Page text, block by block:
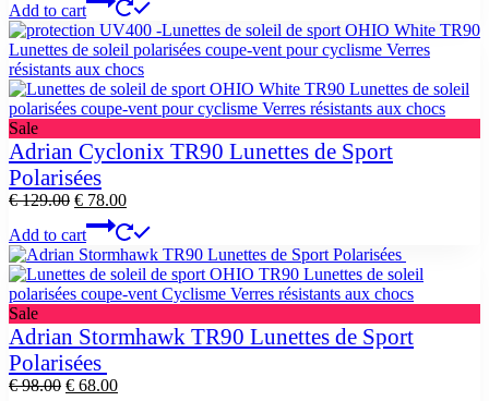
was:
€ 98.00.
is:
€ 68.00.
Add to cart
SaleProduct
on
sale
Adrian Cyclonix TR90 Lunettes de Sport
Polarisées
€129.00 Original
was:
€ 129.00.
€ 78.00Current
is:
€ 78.00.
Add to cart
SaleProduct
on
sale
Adrian Stormhawk TR90 Lunettes de Sport
Polarisées
€98.00 Original
€ 68.00Current